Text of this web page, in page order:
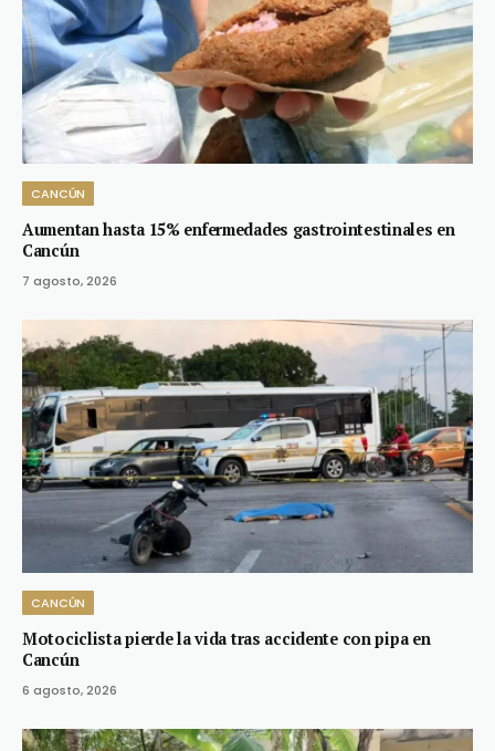
CANCÚN
Aumentan hasta 15% enfermedades gastrointestinales en
Cancún
7 agosto, 2026
CANCÚN
Motociclista pierde la vida tras accidente con pipa en
Cancún
6 agosto, 2026